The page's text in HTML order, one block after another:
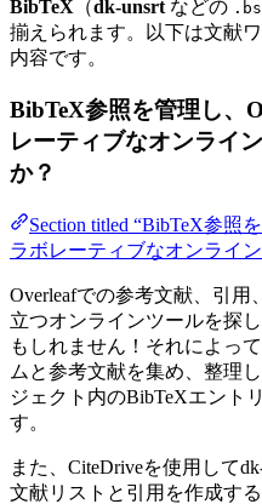
BibTeX （dk-unsrt などの
揃えられます。以下は文献
内容です。
BibTeX参照を管理し、
レーティブなオンライ
か？
Section titled “BibTeX参照
ラボレーティブなオンライ
Overleafでの参考文献、引
立つオンラインツールを探
もしれません！それによっ
ムと参考文献を集め、整理
ジェクト内のBibTeXエント
す。
また、CiteDriveを使用して
文献リストと引用を作成す